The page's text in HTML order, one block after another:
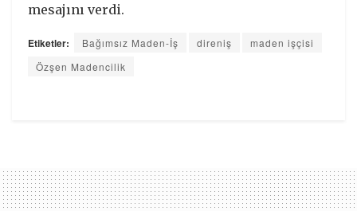
mesajını verdi.
Etiketler: Bağımsız Maden-İş direniş
maden işçisi
Özşen Madencilik